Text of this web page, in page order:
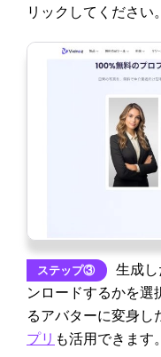
リックしてください。
ステップ③
生成
ンロードするかを
るアバターに変身し
プリ も活用できます。